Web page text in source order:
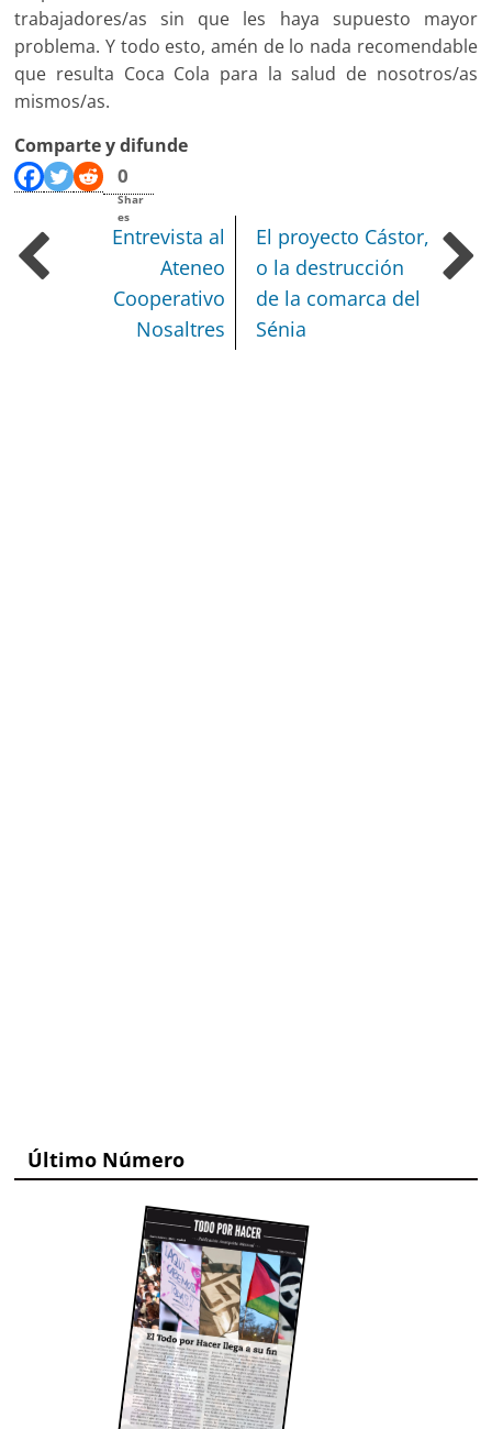
trabajadores/as sin que les haya supuesto mayor
problema. Y todo esto, amén de lo nada recomendable
que resulta Coca Cola para la salud de nosotros/as
mismos/as.
Comparte y difunde
0
Shar
es
Entrevista al
Ateneo
Cooperativo
Nosaltres
El proyecto Cástor,
o la destrucción
de la comarca del
Sénia
Último Número